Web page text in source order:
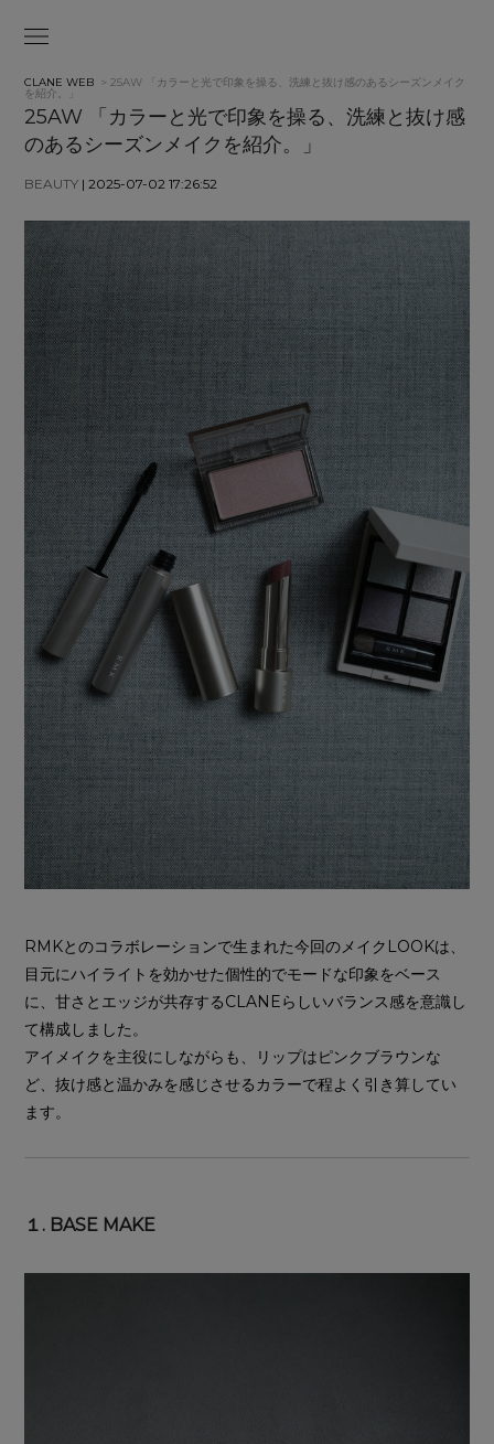
CLANE WEB > 25AW 「カラーと光で印象を操る、洗練と抜け感のあるシーズンメイク
を紹介。」
25AW 「カラーと光で印象を操る、洗練と抜け感
のあるシーズンメイクを紹介。」
BEAUTY | 2025-07-02 17:26:52
RMKとのコラボレーションで生まれた今回のメイクLOOKは、
目元にハイライトを効かせた個性的でモードな印象をベース
に、甘さとエッジが共存するCLANEらしいバランス感を意識し
て構成しました。
アイメイクを主役にしながらも、リップはピンクブラウンな
ど、抜け感と温かみを感じさせるカラーで程よく引き算してい
ます。
１. BASE MAKE